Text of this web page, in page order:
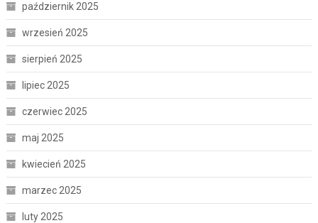
październik 2025
wrzesień 2025
sierpień 2025
lipiec 2025
czerwiec 2025
maj 2025
kwiecień 2025
marzec 2025
luty 2025